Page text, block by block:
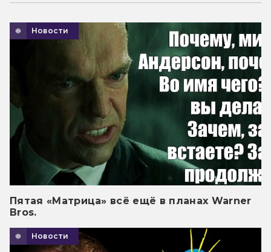
Новости
Пятая «Матрица» всё ещё в планах Warner
Bros.
Новости